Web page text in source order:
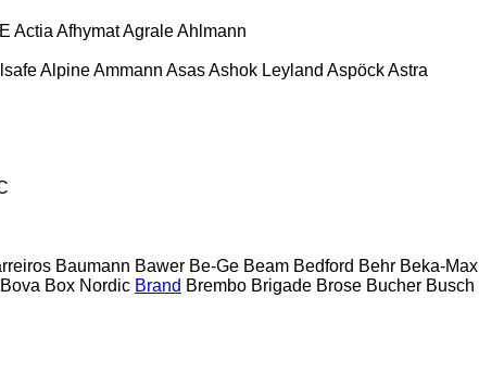
Actia AfhymatAgraleAhlmann
AlpineAmmann AsasAshok Leyland AspöckAstra
Baumann Bawer Be-Ge Beam Bedford Behr Beka-Max
Bova Box Nordic Brand Brembo Brigade Brose Bucher Busch